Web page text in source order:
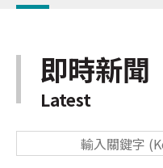
即時新聞
Latest